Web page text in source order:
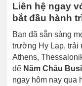
Liên hệ ngay
bắt đầu hành
Bạn đã sẵn sàng
trường Hy Lạp, trải
Athens,
để Năm Châu
ngay hôm nay qua